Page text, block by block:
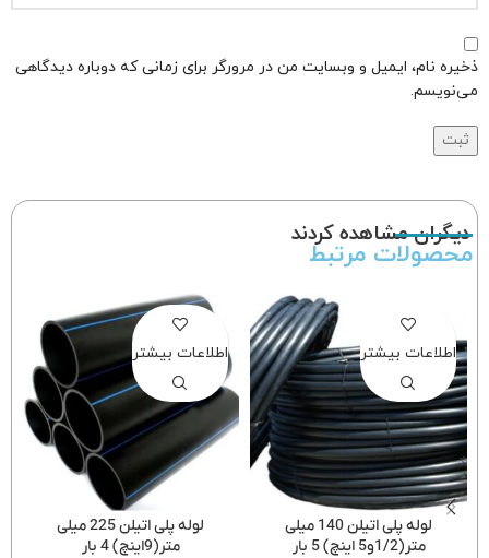
ذخیره نام، ایمیل و وبسایت من در مرورگر برای زمانی که دوباره دیدگاهی
می‌نویسم.
دیگران مشاهده کردند
محصولات مرتبط
لوله پلی اتیلن 140 میلی
متر(1/2و5 اینچ) 5 بار
اطلاعات بیشتر
لوله پلی اتیلن 225 میلی
متر(9اینچ) 4 بار
اطلاعات بیشتر